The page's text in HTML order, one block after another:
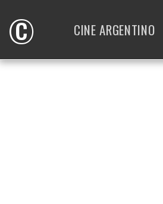
© CINE ARGENTINO